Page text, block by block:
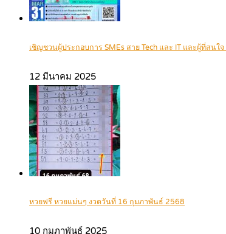
เชิญชวนผู้ประกอบการ SMEs สาย Tech และ IT และผู้ที่สนใ
12 มีนาคม 2025
หวยฟรี หวยแม่นๆ งวดวันที่ 16 กุมภาพันธ์ 2568
10 กุมภาพันธ์ 2025